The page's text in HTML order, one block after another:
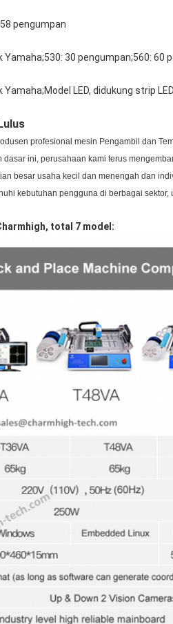
pengumpan
30 pengumpan;560: 60
Yamaha;Model LED, didukung strip
profesional mesin Pengambil dan
dasar ini, perusahaan kami terus
besar usaha kecil dan menengah dan
kebutuhan pengguna di berbagai
total 7 model: